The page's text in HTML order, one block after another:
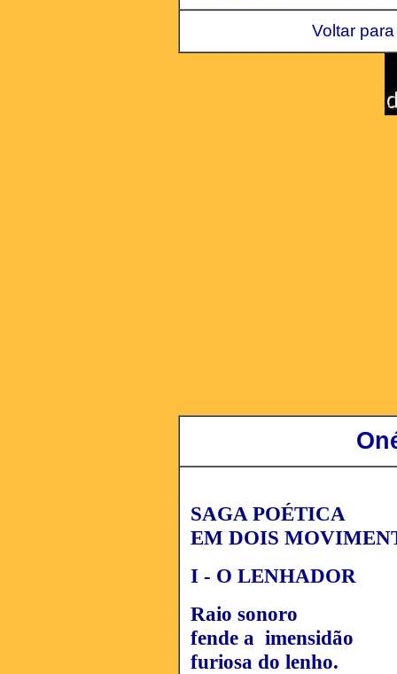
Voltar
SAGA POÉTICA
EM DOIS
I - O LENHADOR
Raio sonoro
fende a imensidão
furiosa do lenho.